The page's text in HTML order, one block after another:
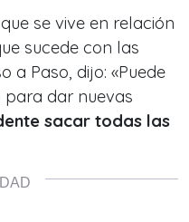
se vive en relación
sucede con las
a Paso, dijo: «Puede
para dar nuevas
sacar todas las